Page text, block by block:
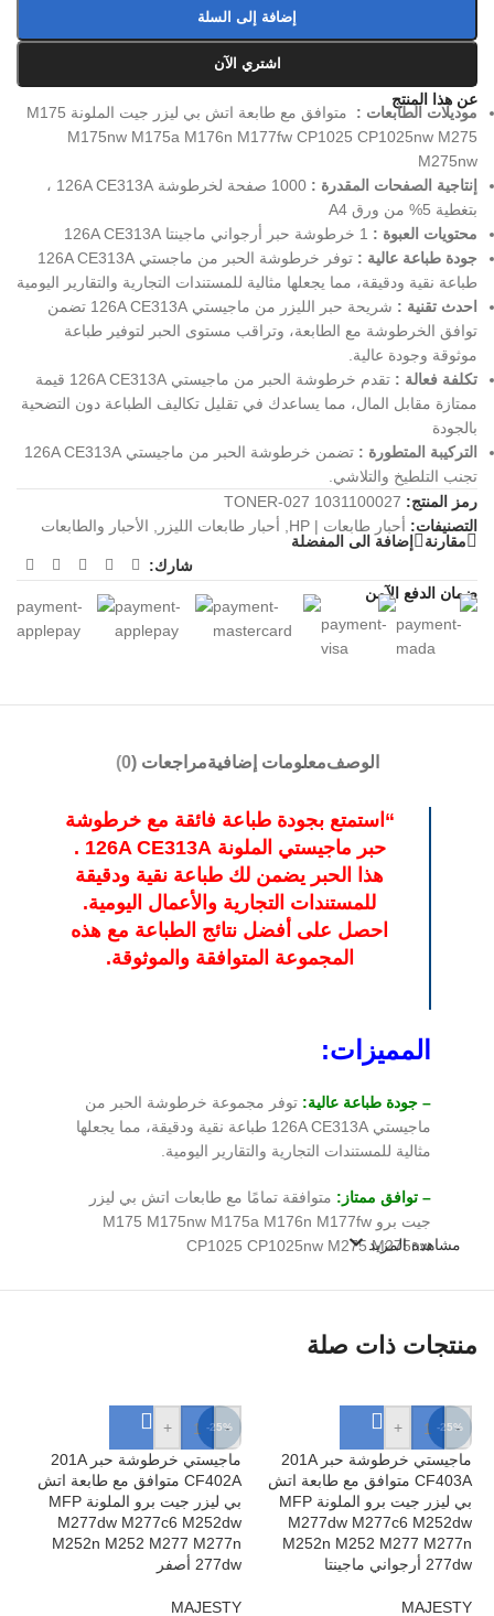
إضافة إلى السلة
اشتري الآن
عن هذا المنتج
موديلات الطابعات :
متوافق مع طابعة اتش بي ليزر جيت الملونة M175
M175nw M175a M176n M177fw CP1025 CP1025nw M275
M275nw
إنتاجية الصفحات المقدرة :
1000 صفحة لخرطوشة 126A CE313A ،
بتغطية 5% من ورق A4
محتويات العبوة :
جودة طباعة عالية :
توفر خرطوشة الحبر من ماجستي 126A CE313A
طباعة نقية ودقيقة، مما يجعلها مثالية للمستندات التجارية والتقارير اليومية
احدث تقنية :
شريحة حبر الليزر من ماجيستي 126A CE313A تضمن
توافق الخرطوشة مع الطابعة، وتراقب مستوى الحبر لتوفير طباعة
موثوقة وجودة عالية.
تكلفة فعالة :
تقدم خرطوشة الحبر من ماجيستي 126A CE313A قيمة
ممتازة مقابل المال، مما يساعدك في تقليل تكاليف الطباعة دون التضحية
بالجودة
التركيبة المتطورة :
تضمن خرطوشة الحبر من ماجيستي 126A CE313A
تجنب التلطيخ والتلاشي.
رمز المنتج: TONER-027 1031100027
التصنيفات: أحبار طابعات | HP أحبار طابعات الليزر
الأحبار والطابعات
مقارنة
إضافة الى المفضلة
شارك:
ضمان الدفع الآمن
الوصفمعلومات إضافيةمراجعات (0)
“استمتع بجودة طباعة فائقة مع خرطوشة
حبر ماجيستي الملونة 126A CE313A .
هذا الحبر يضمن لك طباعة نقية ودقيقة
للمستندات التجارية والأعمال اليومية.
احصل على أفضل نتائج الطباعة مع هذه
المجموعة المتوافقة والموثوقة.
المميزات:
– جودة طباعة عالية: توفر مجموعة خرطوشة الحبر من
ماجيستي 126A CE313A طباعة نقية ودقيقة، مما يجعلها
مثالية للمستندات التجارية والتقارير اليومية.
– توافق ممتاز: متوافقة تمامًا مع طابعات اتش بي ليزر
جيت برو M175 M175nw M175a M176n M177fw
CP1025 CP1025nw M275 M275nw
– كفاءة عالية:مصممة لتوفير نتائج طباعة ذات جودة عالية
مالك.
البدء في الطباعة بسرعة ودون عناء.
لماذا تختار خرطوشة حبر
ماجيستي 126A CE313A ؟
– أداء موثوق:
تضمن خرطوشة الحبر من ماجيستي طباعة
مشاهدة المزيد
منتجات ذات صلة
-25%
-
+
ماجيستي خرطوشة حبر 201A
CF403A متوافق مع طابعة اتش
بي ليزر جيت برو الملونة MFP
M277dw M277c6 M252dw
M252n M252 M277 M277n
277dw أرجواني ماجينتا
MAJESTY
-25%
-
+
ماجيستي خرطوشة حبر 201A
CF402A متوافق مع طابعة اتش
بي ليزر جيت برو الملونة MFP
M277dw M277c6 M252dw
M252n M252 M277 M277n
277dw أصفر
MAJESTY